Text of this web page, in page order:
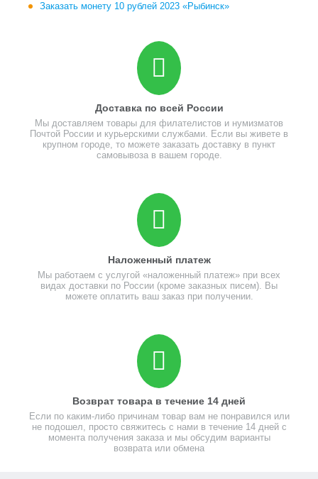
Заказать монету 10 рублей 2023 «Рыбинск»
Доставка по всей России
Мы доставляем товары для филателистов и нумизматов
Почтой России и курьерскими службами. Если вы живете в
крупном городе, то можете заказать доставку в пункт
самовывоза в вашем городе.
Наложенный платеж
Мы работаем с услугой «наложенный платеж» при всех
видах доставки по России (кроме заказных писем). Вы
можете оплатить ваш заказ при получении.
Возврат товара в течение 14 дней
Если по каким-либо причинам товар вам не понравился или
не подошел, просто свяжитесь с нами в течение 14 дней с
момента получения заказа и мы обсудим варианты
возврата или обмена